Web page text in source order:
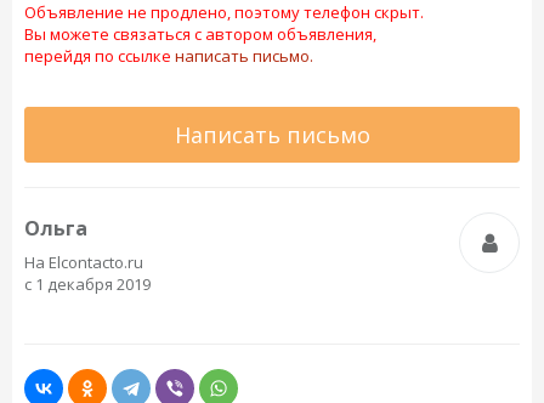
Объявление не продлено, поэтому телефон скрыт.
Вы можете связаться с автором объявления,
перейдя по ссылке написать письмо.
Написать письмо
Ольга
На Elcontacto.ru
с 1 декабря 2019